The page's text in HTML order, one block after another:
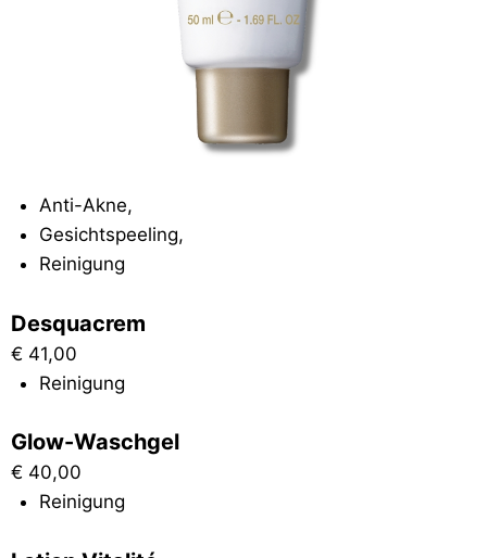
Anti-Akne,
Gesichtspeeling,
Reinigung
Desquacrem
€ 41,00
Reinigung
Glow-Waschgel
€ 40,00
Reinigung